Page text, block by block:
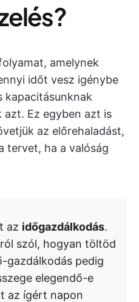
amelynek
időt vesz igénybe
kapacitásunknak
azt. Ez egyben azt is
az előrehaladást,
tervet, ha a valóság
az időgazdálkodás.
szól, hogyan töltöd
gazdálkodás pedig
elegendő-e
az ígért napon